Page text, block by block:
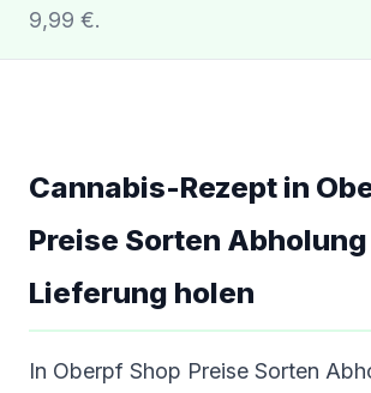
9,99 €.
Cannabis-Rezept in
Preise Sorten Abholung
Lieferung holen
In Oberpf Shop Preise Sorten